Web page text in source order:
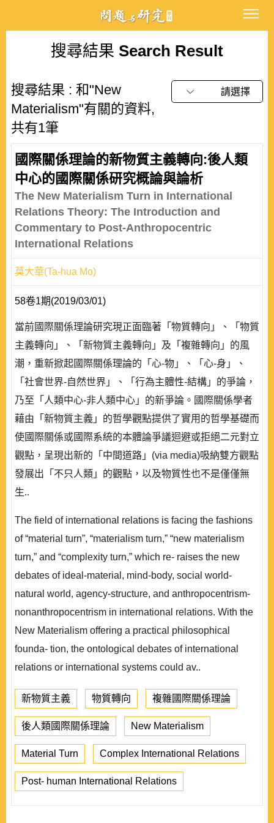
搜尋結果 Search Result
搜尋結果 : 和"New
Materialism"有關的資料,
共有1筆
請選擇
國際關係理論的新物質主義轉向:後人類
中心的國際關係研究概論與論析
The New Materialism Turn in International
Relations Theory: The Introduction and
Commentary to Post-Anthropocentric
International Relations
莫大華(Ta-hua Mo)
58卷1期(2019/03/01)
當前國際關係理論研究現正面臨著「物質轉向」、「物質
主義轉向」、「新物質主義轉向」及「複雜轉向」的風
潮，重新掀起國際關係理論的「心-物」、「心-身」、
「社會世界-自然世界」、「行為主體性-結構」的爭論，
乃至「人類中心-非人類中心」的新爭論。國際關係學者
藉由「新物質主義」的哲學觀點提供了實用的哲學基礎而
使國際關係或國際系統的本體論爭議迴避或拒絕二元對立
觀點，呈現出新的「中間道路」(via media)吸納雙方觀點
發展出「不只人類」的觀點，以及物質性也不是僅僅無
生..
The field of international relations is facing the fashions
of “material turn”, “materialism turn,” “new materialism
turn,” and “complexity turn,” which re- raises the new
debates of ideal-material, mind-body, social world-
natural world, agency-structure, and anthropocentrism-
nonanthropocentrism in international relations. With the
New Materialism offering a practical philosophical
founda- tion, the ontological debates of international
relations or international systems could av..
新物質主義 物質轉向 複雜國際關係理論
後人類國際關係理論 New Materialism
Material Turn Complex International Relations
Post- human International Relations